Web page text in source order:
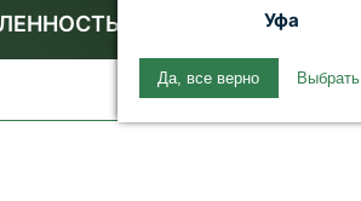
Уфа
Да, все верно